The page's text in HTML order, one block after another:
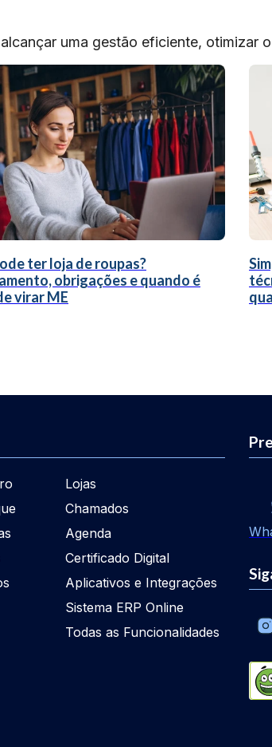
uma gestão eficiente, otimizar
ter loja de roupas?
obrigações e quando é
virar ME
Lojas
Chamados
Agenda
Certificado Digital
Aplicativos e Integrações
Sistema ERP Online
Todas as Funcionalidades